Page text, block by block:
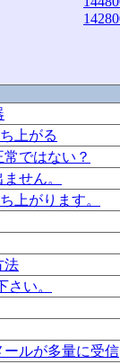
上がる
ではない？
せん。
上がります。
法
い。
ールが多量に受信